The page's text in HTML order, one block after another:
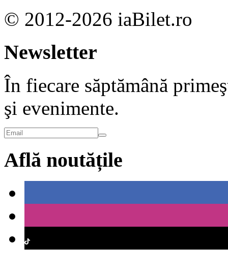
© 2012-2026 iaBilet.ro
Newsletter
În fiecare săptămână
şi evenimente.
Află noutățile